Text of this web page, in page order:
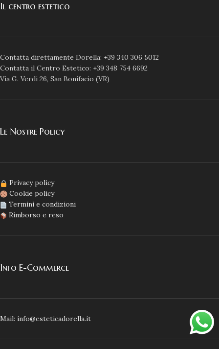
Il centro estetico
Contatta direttamente Dorella: +39 340 306 5012
Contatta il Centro Estetico: +39 348 754 6692
Via G. Verdi 26, San Bonifacio (VR)
Le Nostre Policy
Privacy policy
Cookie policy
Termini e condizioni
Rimborso e reso
Info E-Commerce
Mail: info@esteticadorella.it